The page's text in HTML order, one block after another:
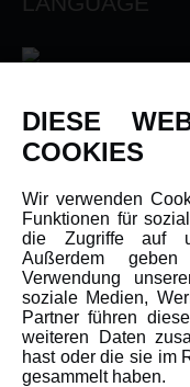
Newsletter
Über uns
Karriere
Amewi Kataloge
MEHR VON
DIESE
COOKIES
Wir verwenden
Funktionen für
die Zugriffe auf
Außerdem
Verwendung
soziale Medien,
Partner führen
weiteren Daten
hast oder die sie im
gesammelt haben.